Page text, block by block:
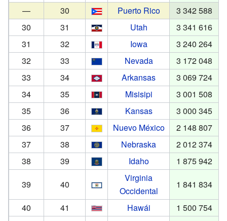
—
30 Puerto Rico
3 342 588
30
31 Utah
3 341 616
31
32 Iowa
3 240 264
32
33 Nevada
3 172 048
33
34 Arkansas
3 069 724
34
35 Misisipi
3 001 508
35
36 Kansas
3 000 345
36
37 Nuevo México
2 148 807
37
38 Nebraska
2 012 374
38
39 Idaho
1 875 942
39
40
Virginia
Occidental
1 841 834
40
41 Hawái
1 500 754